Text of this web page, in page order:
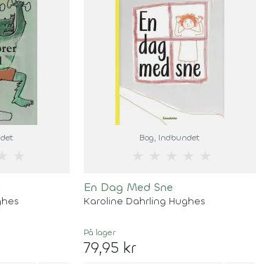
Bog, Indbundet
En Dag Med Sne
Karoline Dahrling Hughes
På lager
79,95 kr